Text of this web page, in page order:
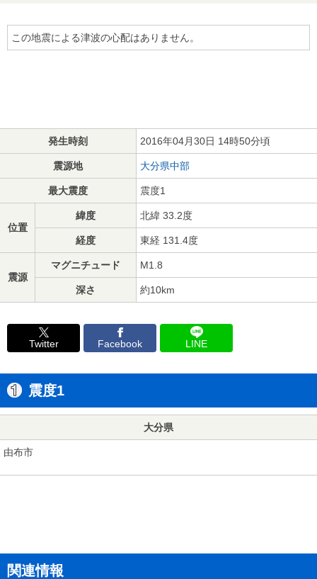
この地震による津波の心配はありません。
発生時刻 2016年04月30日 14時50分頃
震源地 大分県中部
最大震度 震度1
位置
緯度 北緯 33.2度
経度 東経 131.4度
震源
マグニチュード M1.8
深さ 約10km
Twitter Facebook LINE
震度1
大分県
由布市
関連情報